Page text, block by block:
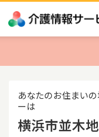
あなたのお住まい
ーは
横浜市並木